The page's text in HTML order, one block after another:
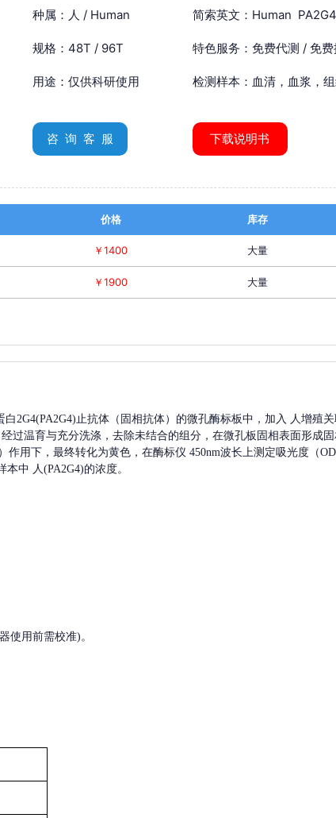
种属：人 / Human 简索英文：Human
规格：48T / 96T 特色服务：免费代测 / 免
用途：仅供科研使用 检测样本：血清，血浆，
咨 询 客 服 下载说明书
价格 库存
￥1400 大量
￥1900 大量
白2G4(PA2G4)止抗体（固相抗体）的微孔酶标板中，加入 人增殖
经过温育与充分洗涤，去除未结合的组分，在微孔板固相表面形成
用下，最终转化为黄色，在酶标仪 450nm波长上测定吸光度（
本中 人(PA2G4)的浓度。
使用前需校准)。